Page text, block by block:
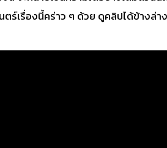
ร์เรื่องนี้คร่าว ๆ ด้วย ดูคลิปได้ข้างล่า